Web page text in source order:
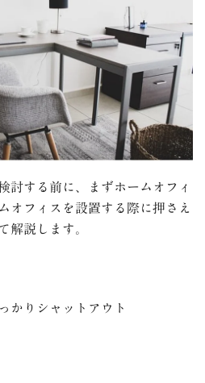
討する前に、まずホームオフィ
オフィスを設置する際に押さえ
解説します。
かりシャットアウト